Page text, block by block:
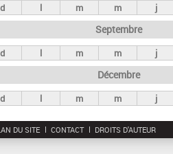
d l m m j
Septembre
d l m m j
Décembre
d l m m j
DU SITE CONTACT DROITS D'AUTEUR